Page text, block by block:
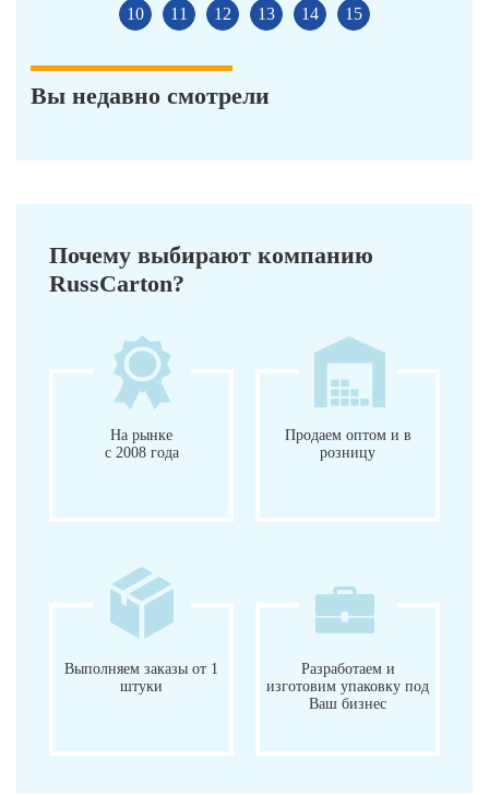
10
11 12 13 14 15
Вы недавно смотрели
Почему выбирают компанию
RussCarton?
На рынке
с 2008 года
Продаем оптом и в
розницу
Выполняем заказы от 1
штуки
Разработаем и
изготовим упаковку под
Ваш бизнес